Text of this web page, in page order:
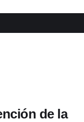
de la